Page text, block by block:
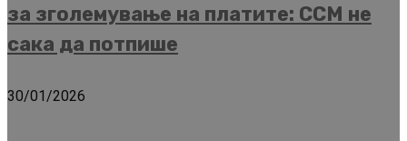
за зголемување на платите: ССМ не
сака да потпише
30/01/2026